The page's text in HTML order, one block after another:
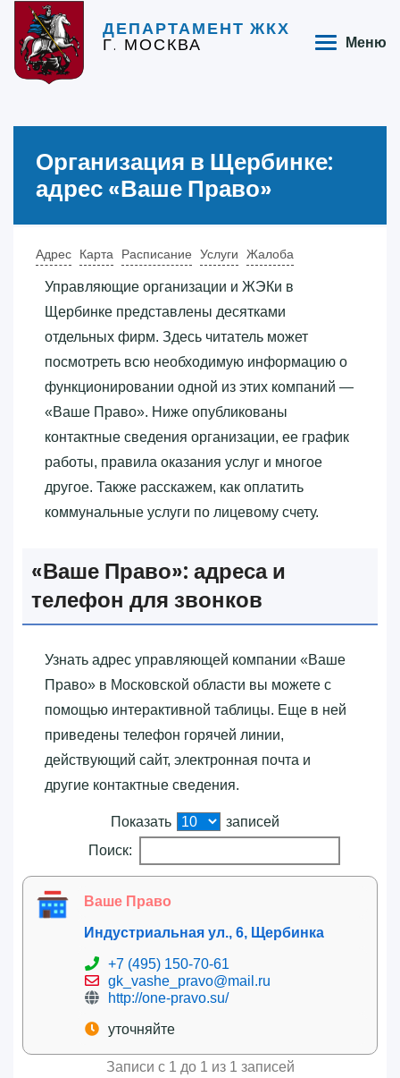
ДЕПАРТАМЕНТ ЖКХ
Г. МОСКВА Меню
Организация в Щербинке:
адрес «‎Ваше Право»‎
Адрес Карта Расписание Услуги Жалоба
Управляющие организации и ЖЭКи в
Щербинке представлены десятками
отдельных фирм. Здесь читатель может
посмотреть всю необходимую информацию о
функционировании одной из этих компаний —
«‎Ваше Право»‎. Ниже опубликованы
контактные сведения организации, ее график
работы, правила оказания услуг и многое
другое. Также расскажем, как оплатить
коммунальные услуги по лицевому счету.
«‎Ваше Право»‎: адреса и
телефон для звонков
Узнать адрес управляющей компании «‎Ваше
Право»‎ в Московской области вы можете с
помощью интерактивной таблицы. Еще в ней
приведены телефон горячей линии,
действующий сайт, электронная почта и
другие контактные сведения.
Показать
записей
Поиск:
Ваше Право
Индустриальная ул., 6, Щербинка
+7 (495) 150-70-61
gk_vashe_pravo@mail.ru
http://one-pravo.su/
уточняйте
Записи с 1 до 1 из 1 записей